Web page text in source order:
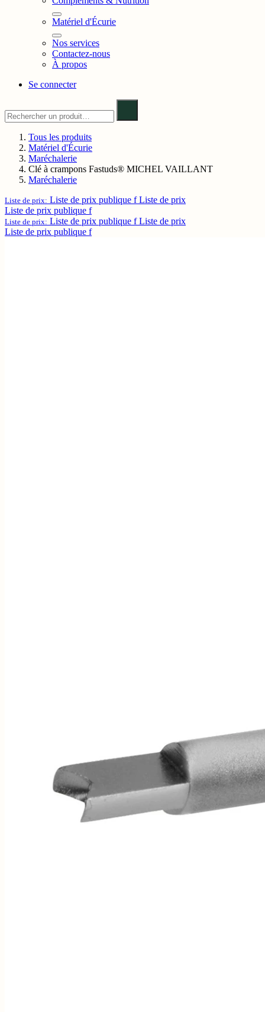
Matériel d'Écurie
Nos services
Contactez-nous
À propos
Se connecter
Tous les produits
Matériel d'Écurie
Maréchalerie
Clé à crampons Fastuds® MICHEL VAILLANT
Maréchalerie
Liste de prix: Liste de prix publique f Liste de prix
Liste de prix publique f
Liste de prix: Liste de prix publique f Liste de prix
Liste de prix publique f